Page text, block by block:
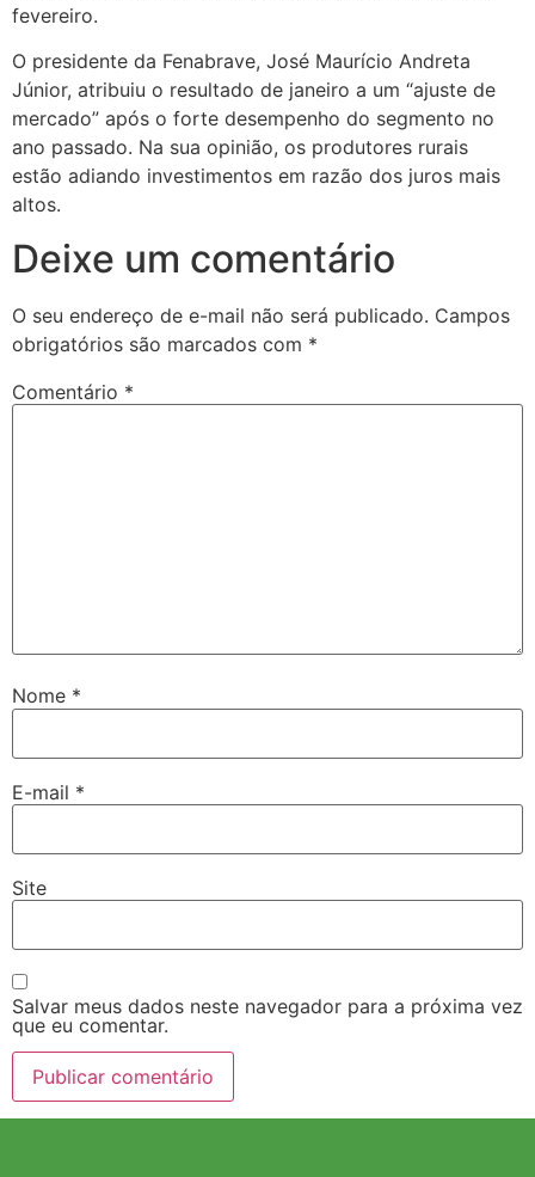
fevereiro.
O presidente da Fenabrave, José Maurício Andreta
Júnior, atribuiu o resultado de janeiro a um “ajuste de
mercado” após o forte desempenho do segmento no
ano passado. Na sua opinião, os produtores rurais
estão adiando investimentos em razão dos juros mais
altos.
Deixe um comentário
O seu endereço de e-mail não será publicado. Campos
obrigatórios são marcados com *
Comentário *
Nome *
E-mail *
Site
Salvar meus dados neste navegador para a próxima vez
que eu comentar.